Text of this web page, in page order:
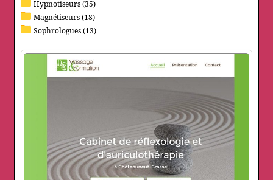
Hypnotiseurs (35)
Magnétiseurs (18)
Sophrologues (13)